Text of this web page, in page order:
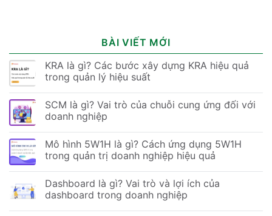
BÀI VIẾT MỚI
KRA là gì? Các bước xây dựng KRA hiệu quả
trong quản lý hiệu suất
SCM là gì? Vai trò của chuỗi cung ứng đối với
doanh nghiệp
Mô hình 5W1H là gì? Cách ứng dụng 5W1H
trong quản trị doanh nghiệp hiệu quả
Dashboard là gì? Vai trò và lợi ích của
dashboard trong doanh nghiệp